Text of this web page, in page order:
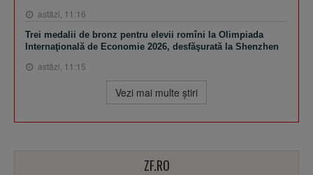
astăzi, 11:16
Trei medalii de bronz pentru elevii romîni la Olimpiada
Internaţională de Economie 2026, desfăşurată la Shenzhen
astăzi, 11:15
Vezi mai multe ştiri
ZF.RO